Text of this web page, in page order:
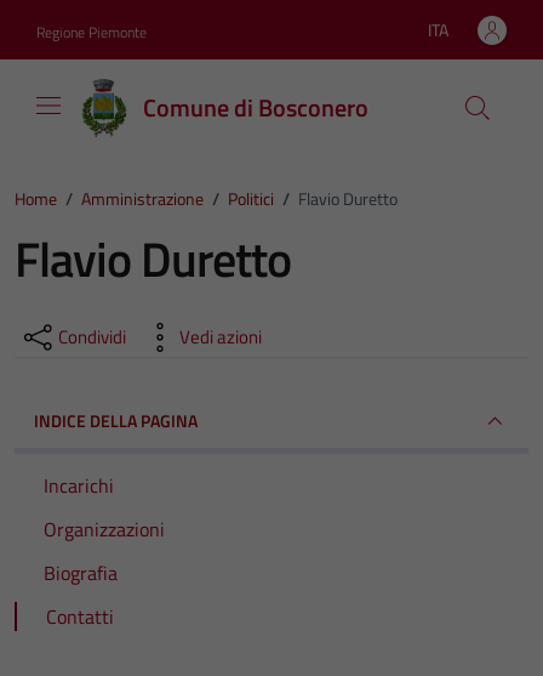
Regione Piemonte Lingua attiva:
ITA
Comune di Bosconero
Home / Amministrazione / Politici / Flavio Duretto
Flavio Duretto
Condividi Vedi azioni
INDICE DELLA PAGINA
Incarichi
Organizzazioni
Biografia
Contatti